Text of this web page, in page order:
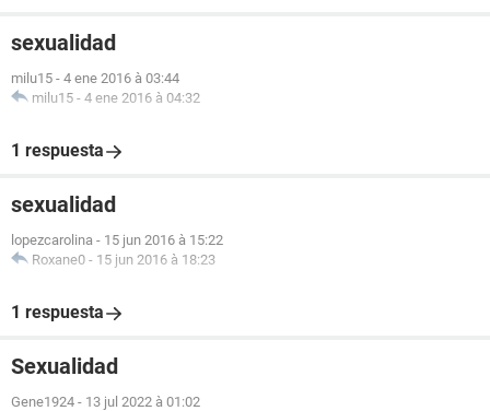
sexualidad
milu15 - 4 ene 2016 à 03:44
milu15 - 4 ene 2016 à 04:32
1 respuesta
sexualidad
lopezcarolina - 15 jun 2016 à 15:22
Roxane0 - 15 jun 2016 à 18:23
1 respuesta
Sexualidad
Gene1924 - 13 jul 2022 à 01:02